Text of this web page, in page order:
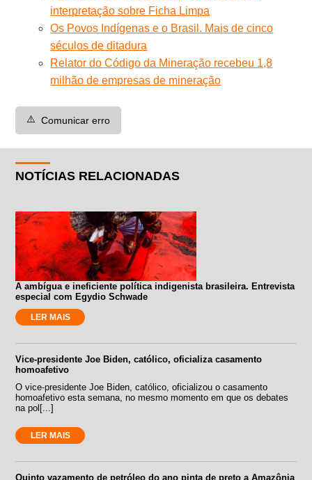
interpretação sobre Ficha Limpa
Os Povos Indígenas e o Brasil. Mais de cinco
séculos de ditadura
Relator do Código da Mineração recebeu 1,8
milhão de empresas de mineração
⚠️ Comunicar erro
NOTÍCIAS RELACIONADAS
A ambígua e ineficiente política indigenista brasileira. Entrevista
especial com Egydio Schwade
LER MAIS
Vice-presidente Joe Biden, católico, oficializa casamento
homoafetivo
O vice-presidente Joe Biden, católico, oficializou o casamento
homoafetivo esta semana, no mesmo momento em que os debates
na pol[...]
LER MAIS
Quinto vazamento de petróleo do ano pinta de preto a Amazônia